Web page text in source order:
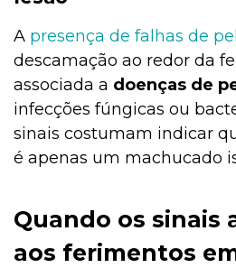
A presença de falhas de
descamação ao redor da
associada a doenças de
infecções fúngicas ou
sinais costumam indicar
é apenas um machucado
Quando os sinais
aos ferimentos